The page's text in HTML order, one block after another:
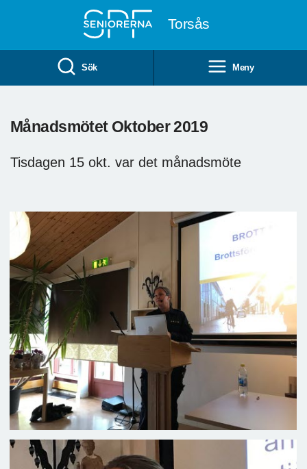
Torsås
Sök Meny
Månadsmötet Oktober 2019
Tisdagen 15 okt. var det månadsmöte